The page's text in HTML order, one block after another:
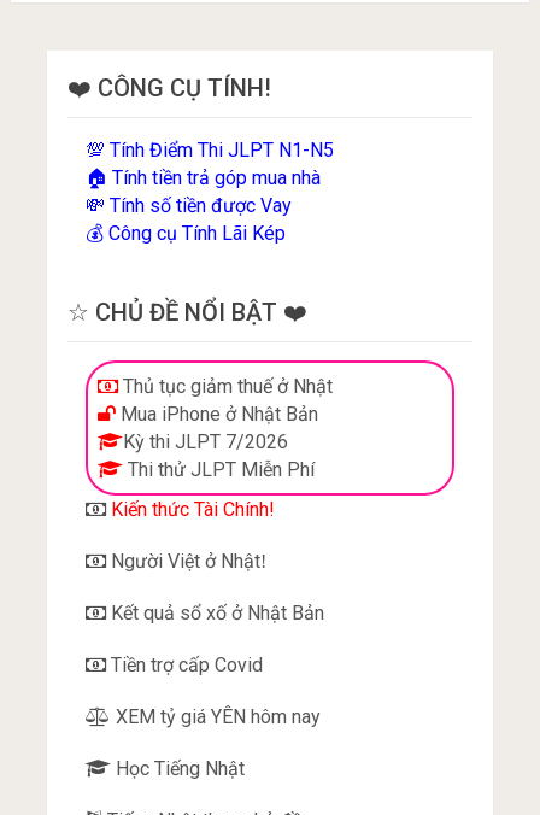
❤️ CÔNG CỤ TÍNH!
💯Tính Điểm Thi JLPT N1-N5
🏠Tính tiền trả góp mua nhà
💸Tính số tiền được Vay
💰Công cụ Tính Lãi Kép
☆ CHỦ ĐỀ NỔI BẬT ❤️
Thủ tục giảm thuế ở Nhật
Mua iPhone ở Nhật Bản
Kỳ thi JLPT 7/2026
Thi thử JLPT Miễn Phí
Kiến thức Tài Chính!
Người Việt ở Nhật!
Kết quả sổ xố ở Nhật Bản
Tiền trợ cấp Covid
XEM tỷ giá YÊN hôm nay
Học Tiếng Nhật